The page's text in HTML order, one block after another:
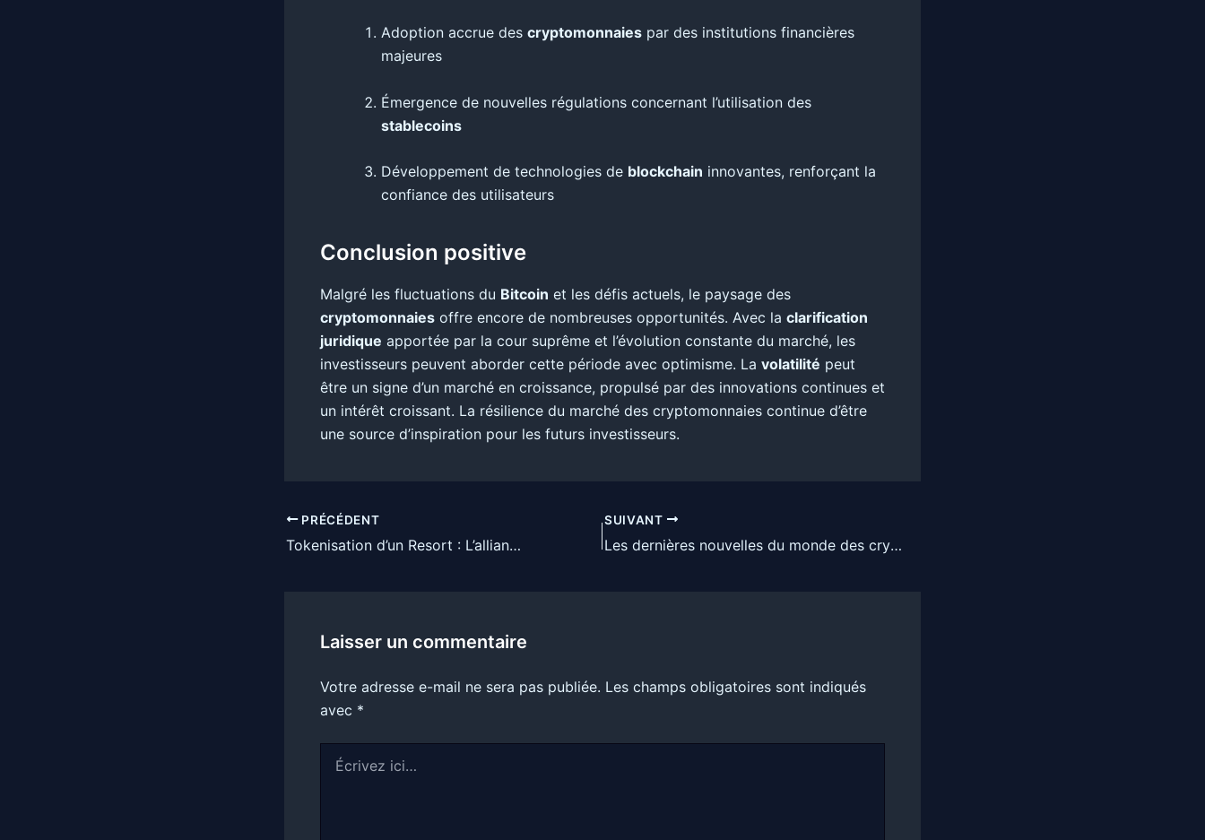
Adoption accrue des cryptomonnaies par des institutions financières
majeures
Émergence de nouvelles régulations concernant l’utilisation des
stablecoins
Développement de technologies de blockchain innovantes, renforçant la
confiance des utilisateurs
Conclusion positive
Malgré les fluctuations du Bitcoin et les défis actuels, le paysage des
cryptomonnaies offre encore de nombreuses opportunités. Avec la clarification
juridique apportée par la cour suprême et l’évolution constante du marché, les
investisseurs peuvent aborder cette période avec optimisme. La volatilité peut
être un signe d’un marché en croissance, propulsé par des innovations continues et
un intérêt croissant. La résilience du marché des cryptomonnaies continue d’être
une source d’inspiration pour les futurs investisseurs.
PRÉCÉDENT
Tokenisation d’un Resort : L’alliance entre World Liberty et BlackRock via Securitize
SUIVANT
Les dernières nouvelles du monde des cryptomonnaies
Laisser un commentaire
Votre adresse e-mail ne sera pas publiée. Les champs obligatoires sont indiqués
avec *
ici…